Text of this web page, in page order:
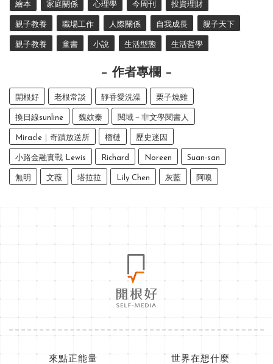
繪本 家庭關係 心理學 今周刊 投資理財
親子教養 職場工作 人際關係 自我成長 親子天下
親子教養 童書 小說 生活型態 生活哲學
作者專欄
開根好 老根常談 靜香愛洗澡 栗子燒雞
換日線sunline 魏妏秦 閱域－非文學閱書人
Miracle｜奇蹟放送所 榴槤 歷史迷因
小路金融實戰 Lewis Richard Noreen Suan-san
無明 文薇 塔拉拉 Lily Chen 灰藍 阿嗅
來點正能量 世界在想什麼